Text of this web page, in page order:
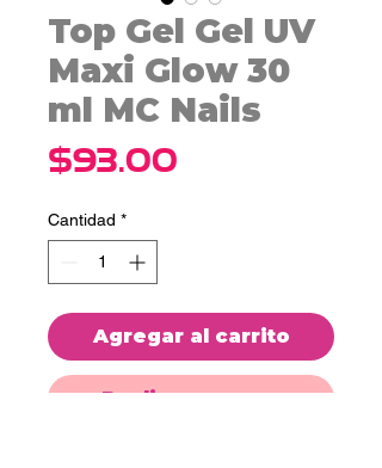
Top Gel Gel UV
Maxi Glow 30
ml MC Nails
$93.00
Cantidad *
Agregar al carrito
Realizar compra